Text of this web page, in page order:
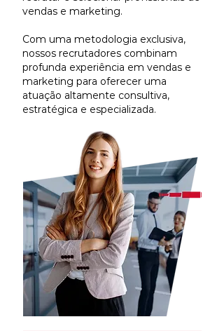
vendas e marketing.
Com uma metodologia exclusiva,
nossos recrutadores combinam
profunda experiência em vendas e
marketing para oferecer uma
atuação altamente consultiva,
estratégica e especializada.